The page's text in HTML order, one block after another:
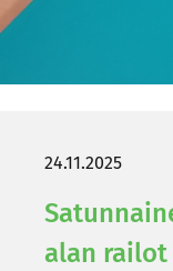
24.11.2025
alan rai­lot